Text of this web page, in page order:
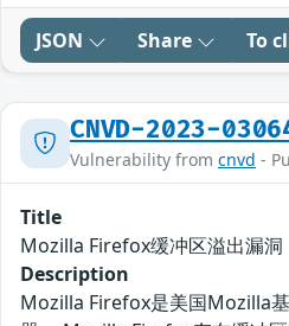
JSON Share To
CNVD-2023-
Vulnerability from cnvd -
Title
Mozilla Firefox缓冲区溢出漏洞
Description
Mozilla Firefox是美国Mozilla